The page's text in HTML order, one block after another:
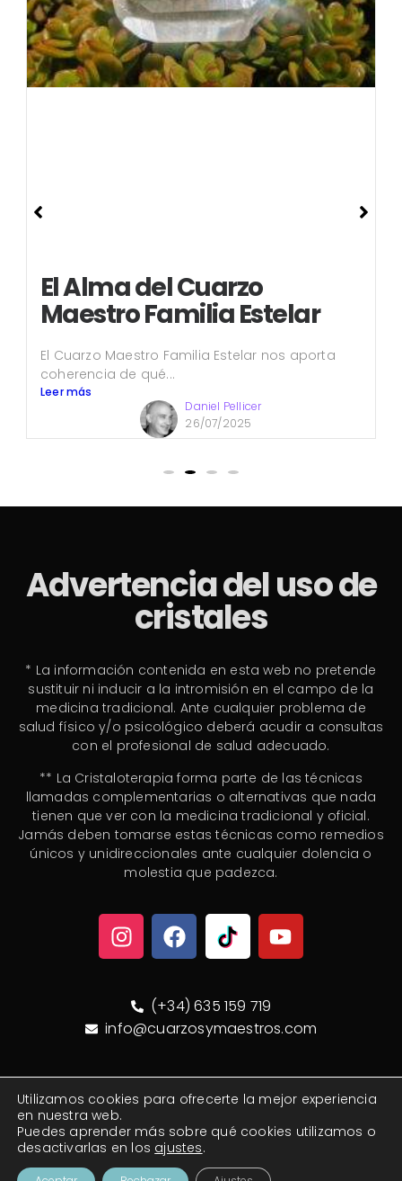
El Alma del Cuarzo
Maestro Familia Estelar
El Cuarzo Maestro Familia Estelar nos aporta
coherencia de qué...
Leer más
Daniel Pellicer
26/07/2025
Advertencia del uso de
cristales
* La información contenida en esta web no pretende
sustituir ni inducir a la intromisión en el campo de la
medicina tradicional. Ante cualquier problema de
salud físico y/o psicológico deberá acudir a consultas
con el profesional de salud adecuado.
** La Cristaloterapia forma parte de las técnicas
llamadas complementarias o alternativas que nada
tienen que ver con la medicina tradicional y oficial.
Jamás deben tomarse estas técnicas como remedios
únicos y unidireccionales ante cualquier dolencia o
molestia que padezca.
(+34) 635 159 719
info@cuarzosymaestros.com
© Cuarzos y Maestros 2020/2026. Todos los derechos
Aviso legal Política de PrivacidadPolítica de Cookies
Utilizamos cookies para ofrecerte la mejor experiencia
en nuestra web.
Puedes aprender más sobre qué cookies utilizamos o
desactivarlas en los ajustes.